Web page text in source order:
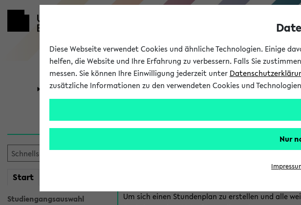
Universität Forschung Studium
Start
Studiengangsauswahl
Anmeldung am eKVV
Es gibt mehrere Möglichkeiten zur Anmeldung am
Um sich einen Stundenplan zu erstellen und alle
Diese Webseite verwendet Cookies und ähnliche Technologien. Einige
helfen, die Website und Ihre Erfahrung zu verbessern. Falls Sie
messen. Sie können Ihre Einwilligung jederzeit unter
zusätzliche Informationen zu den verwendeten Cookies und
Nur